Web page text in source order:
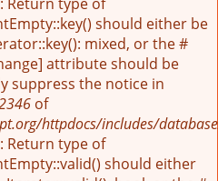
should either be
mixed, or the #
attribute should be
suppress the notice in
of
httpdocs/includes/
: Return type of
should either